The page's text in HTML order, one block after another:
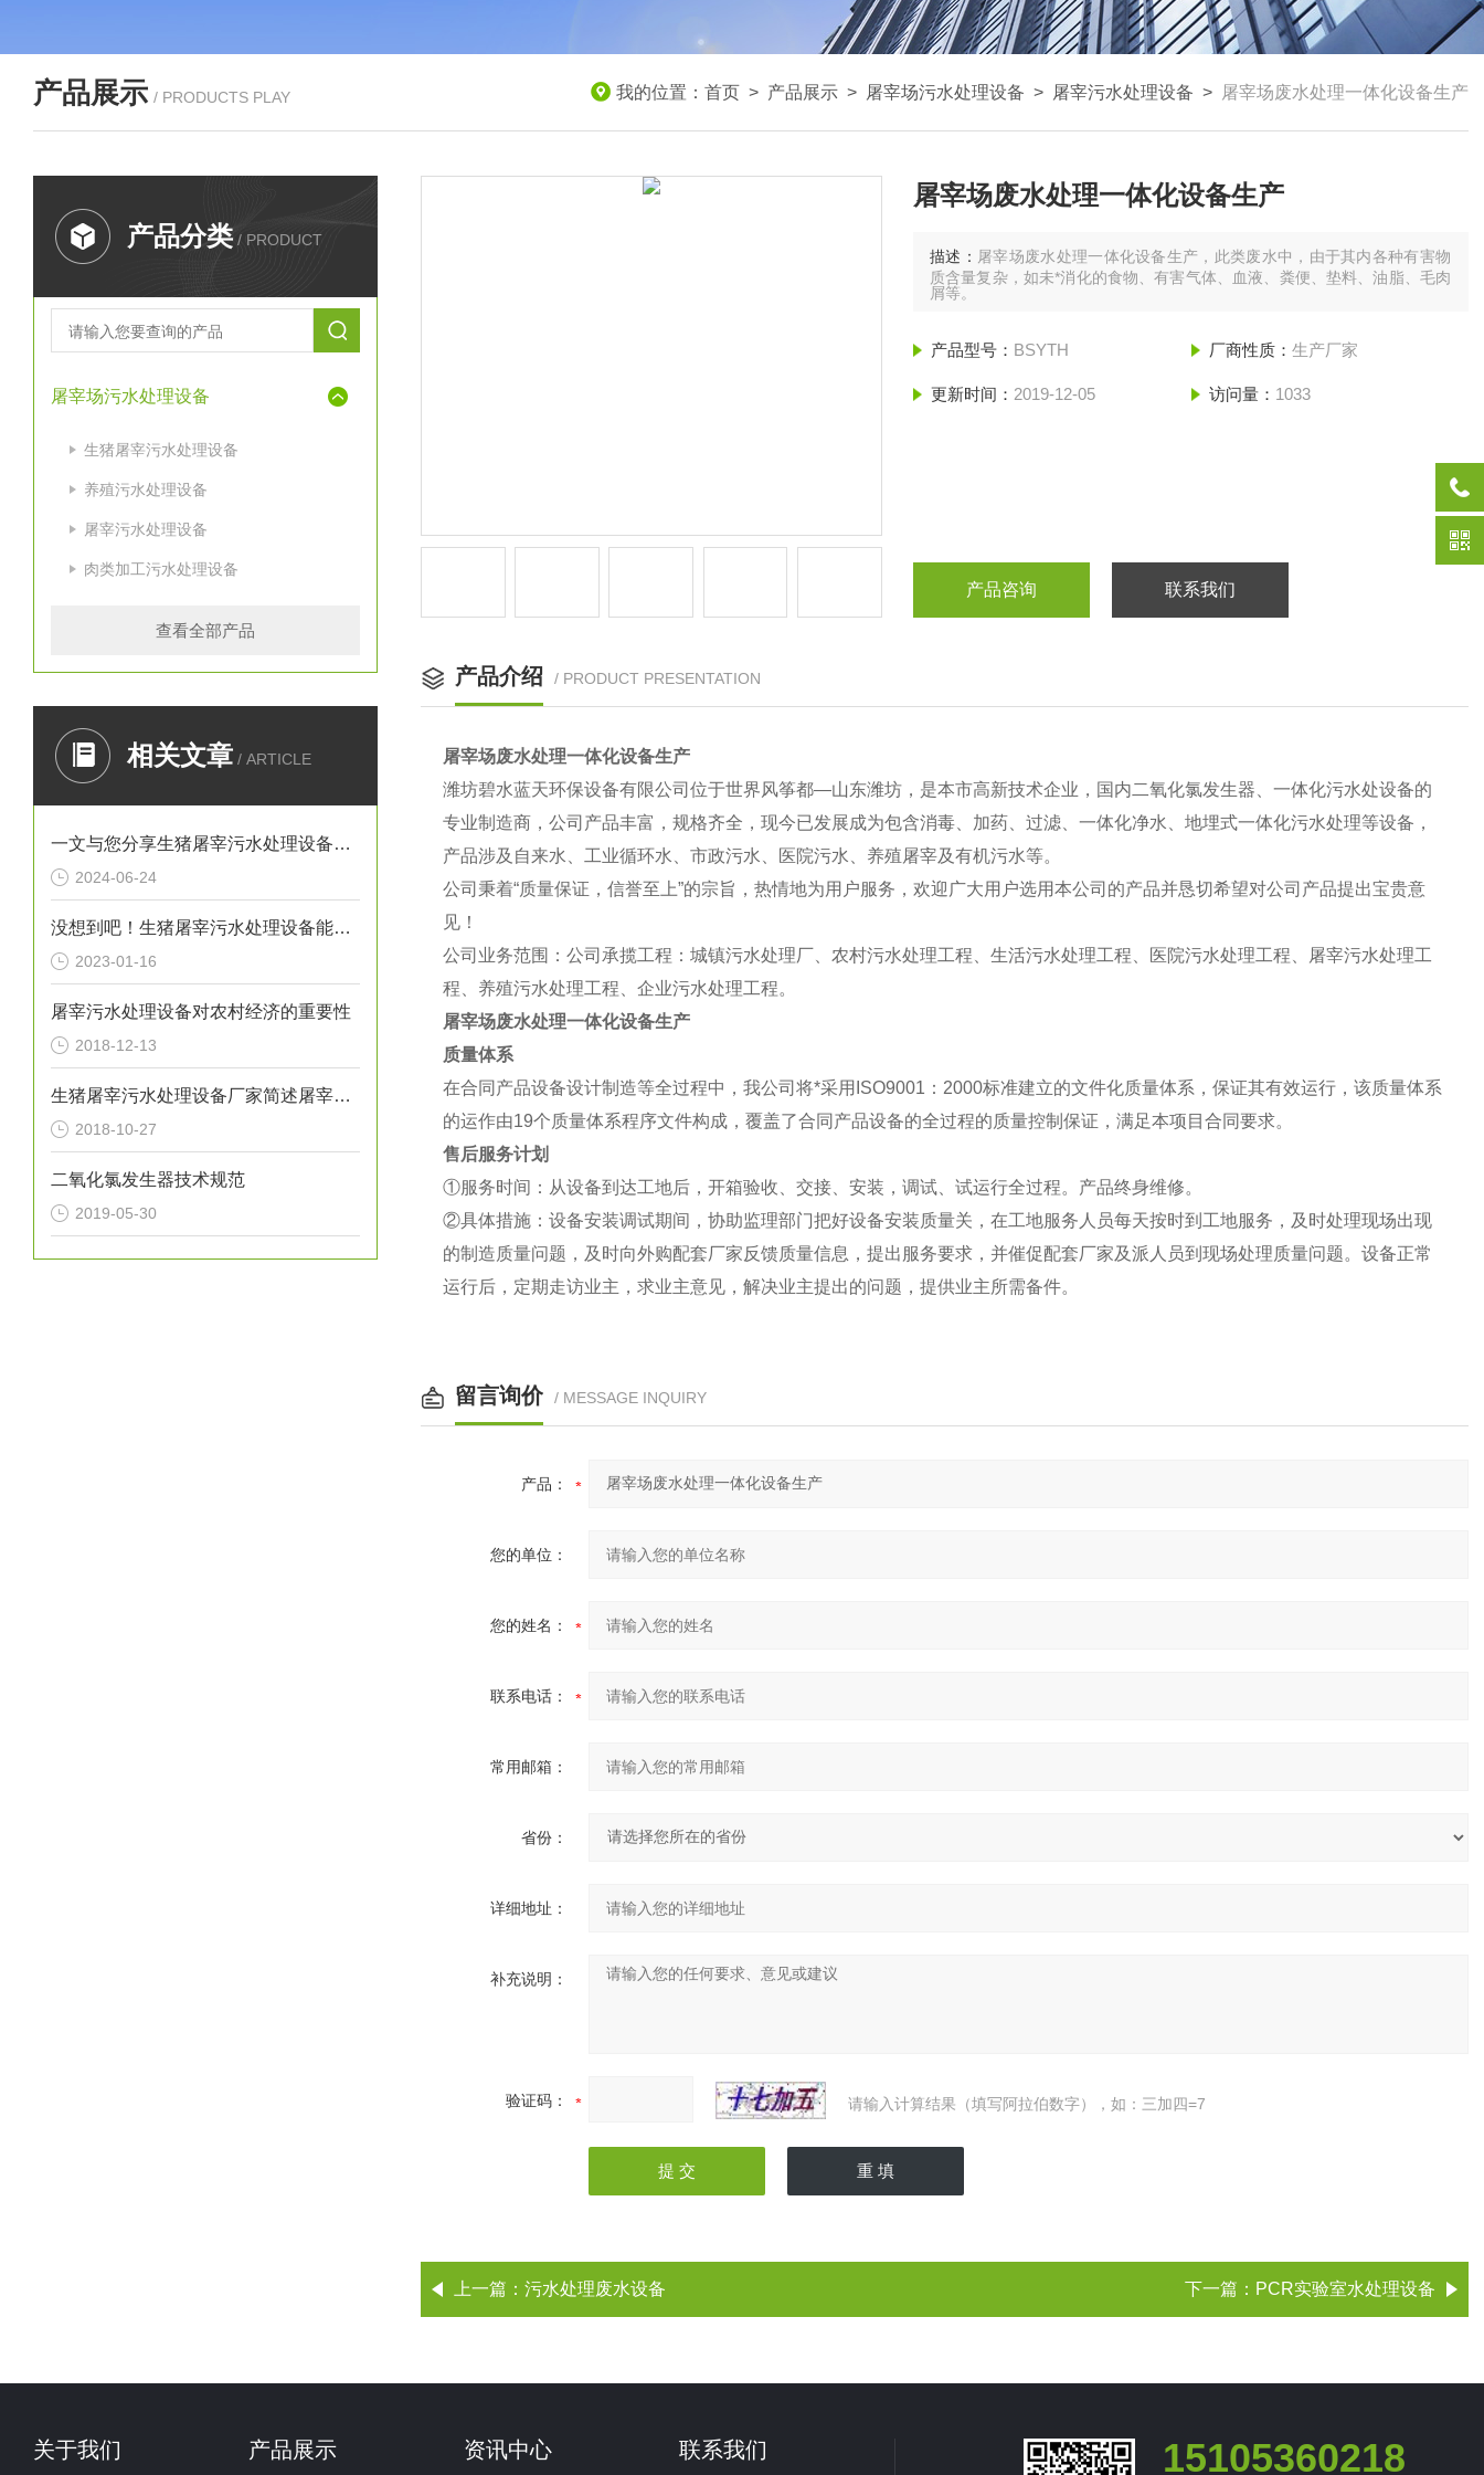
产品展示 / PRODUCTS PLAY 我的位置： 首页 > 产品展示 > 屠宰场污水处理设备 > 屠宰污水处理设备 > 屠宰场废水处理一体化设备生产
产品分类 / PRODUCT
屠宰场污水处理设备
生猪屠宰污水处理设备
养殖污水处理设备
屠宰污水处理设备
肉类加工污水处理设备
查看全部产品
相关文章 / ARTICLE
一文与您分享生猪屠宰污水处理设备的常见故障相应解决方法
2024-06-24
没想到吧！生猪屠宰污水处理设备能起到这么重要的作用
2023-01-16
屠宰污水处理设备对农村经济的重要性
2018-12-13
生猪屠宰污水处理设备厂家简述屠宰废水如何进行预处理
2018-10-27
二氧化氯发生器技术规范
2019-05-30
屠宰场废水处理一体化设备生产
描述： 屠宰场废水处理一体化设备生产，此类废水中，由于其内各种有害物
质含量复杂，如未*消化的食物、有害气体、血液、粪便、垫料、油脂、毛肉
屑等。
产品型号： BSYTH 厂商性质： 生产厂家
更新时间： 2019-12-05 访问量： 1033
产品咨询 联系我们
产品介绍 / PRODUCT PRESENTATION
屠宰场废水处理一体化设备生产
潍坊碧水蓝天环保设备有限公司位于世界风筝都—山东潍坊，是本市高新技术企业，国内二氧化氯发生器、一体化污水处设备的
专业制造商，公司产品丰富，规格齐全，现今已发展成为包含消毒、加药、过滤、一体化净水、地埋式一体化污水处理等设备，
产品涉及自来水、工业循环水、市政污水、医院污水、养殖屠宰及有机污水等。
公司秉着“质量保证，信誉至上”的宗旨，热情地为用户服务，欢迎广大用户选用本公司的产品并恳切希望对公司产品提出宝贵意
见！
公司业务范围：公司承揽工程：城镇污水处理厂、农村污水处理工程、生活污水处理工程、医院污水处理工程、屠宰污水处理工
程、养殖污水处理工程、企业污水处理工程。
屠宰场废水处理一体化设备生产
质量体系
在合同产品设备设计制造等全过程中，我公司将*采用ISO9001：2000标准建立的文件化质量体系，保证其有效运行，该质量体系
的运作由19个质量体系程序文件构成，覆盖了合同产品设备的全过程的质量控制保证，满足本项目合同要求。
售后服务计划
①服务时间：从设备到达工地后，开箱验收、交接、安装，调试、试运行全过程。产品终身维修。
②具体措施：设备安装调试期间，协助监理部门把好设备安装质量关，在工地服务人员每天按时到工地服务，及时处理现场出现
的制造质量问题，及时向外购配套厂家反馈质量信息，提出服务要求，并催促配套厂家及派人员到现场处理质量问题。设备正常
运行后，定期走访业主，求业主意见，解决业主提出的问题，提供业主所需备件。
留言询价 / MESSAGE INQUIRY
产品：
您的单位：
您的姓名：
联系电话：
常用邮箱：
省份：
详细地址：
补充说明：
验证码： 请输入计算结果（填写阿拉伯数字），如：三加四=7
上一篇： 污水处理废水设备 下一篇： PCR实验室水处理设备
关于我们 产品展示 资讯中心 联系我们 15105360218